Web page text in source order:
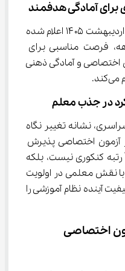
زمان برگزاری آزمون، پنج‌شنبه ۱۷ اردیبهشت ۱۴۰۵ اعلام شده
فرصت مناسبی برای
اختصاصی و آمادگی ذهنی
در جذب معلم
نشانه تغییر نگاه
در آزمون اختصاصی پذیرش
هدف صرفاً رتبه کنکوری نیست، بلکه
متناسب با نقش معلمی در اولویت
که می‌تواند کیفیت آینده نظام آموزشی را
اختصاصی